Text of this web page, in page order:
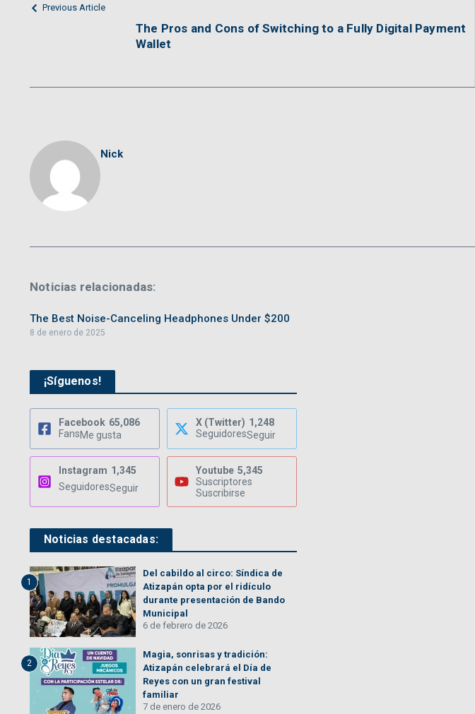
Previous Article
The Pros and Cons of Switching to a Fully Digital Payment
Wallet
Nick
Noticias relacionadas:
The Best Noise-Canceling Headphones Under $200
8 de enero de 2025
¡Síguenos!
Facebook 65,086
FansMe gusta
X (Twitter) 1,248
SeguidoresSeguir
Instagram 1,345
SeguidoresSeguir
Youtube 5,345
Suscriptores
Suscribirse
Noticias destacadas:
1
Del cabildo al circo: Síndica de
Atizapán opta por el ridículo
durante presentación de Bando
Municipal
6 de febrero de 2026
2
Magia, sonrisas y tradición:
Atizapán celebrará el Día de
Reyes con un gran festival
familiar
7 de enero de 2026